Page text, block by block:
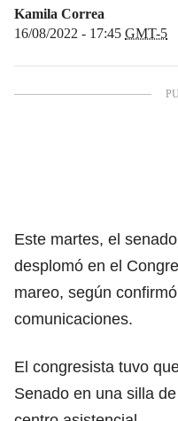
Kamila Correa
16/08/2022 - 17:45 GMT-5
Este martes, el
desplomó en el
mareo, según
comunicaciones.
El congresista tuvo
Senado en una silla